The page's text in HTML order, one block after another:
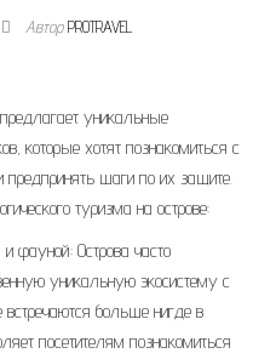
АвторPROTRAVEL
уникальные
которые хотят познакомиться с
предпринять шаги по их защите.
туризма на острове:
фауной: Острова часто
уникальную экосистему с
больше нигде в
посетителям познакомиться